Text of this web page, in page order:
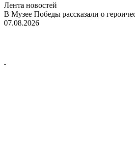
Лента новостей
В Музее Победы рассказали о
07.08.2026